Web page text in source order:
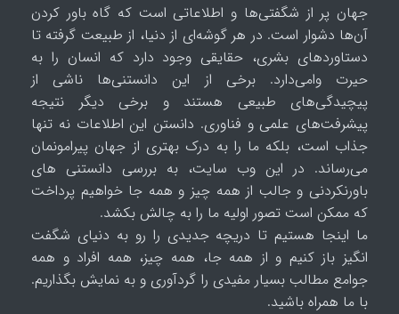
جهان پر از شگفتی‌ها و اطلاعاتی است که گاه باور کردن
آن‌ها دشوار است. در هر گوشه‌ای از دنیا، از طبیعت گرفته تا
دستاوردهای بشری، حقایقی وجود دارد که انسان را به
حیرت وامی‌دارد. برخی از این دانستنی‌ها ناشی از
پیچیدگی‌های طبیعی هستند و برخی دیگر نتیجه
پیشرفت‌های علمی و فناوری. دانستن این اطلاعات نه تنها
جذاب است، بلکه ما را به درک بهتری از جهان پیرامونمان
می‌رساند. در این وب سایت، به بررسی دانستنی های
باورنکردنی و جالب از همه چیز و همه جا خواهیم پرداخت
که ممکن است تصور اولیه ما را به چالش بکشد.
ما اینجا هستیم تا دریچه جدیدی را رو به دنیای شگفت
انگیز باز کنیم و از همه جا، همه چیز، همه افراد و همه
جوامع مطالب بسیار مفیدی را گردآوری و به نمایش بگذاریم.
با ما همراه باشید.